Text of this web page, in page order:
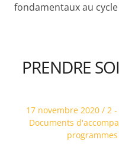
fondamentaux au
PRENDRE
Posted
on
17 novembre 2020
in
2
Documents